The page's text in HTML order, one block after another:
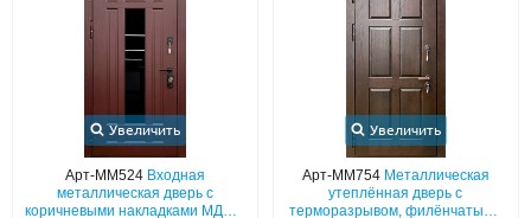
Увеличить
Арт-ММ524 Входная
металлическая дверь с
коричневыми накладками МДФ с
Увеличить
Арт-ММ754 Металлическая
утеплённая дверь с
терморазрывом, филёнчатыми